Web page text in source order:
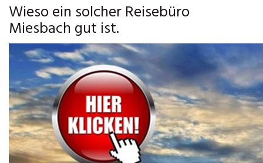
Wieso ein solcher Reisebüro
Miesbach gut ist.